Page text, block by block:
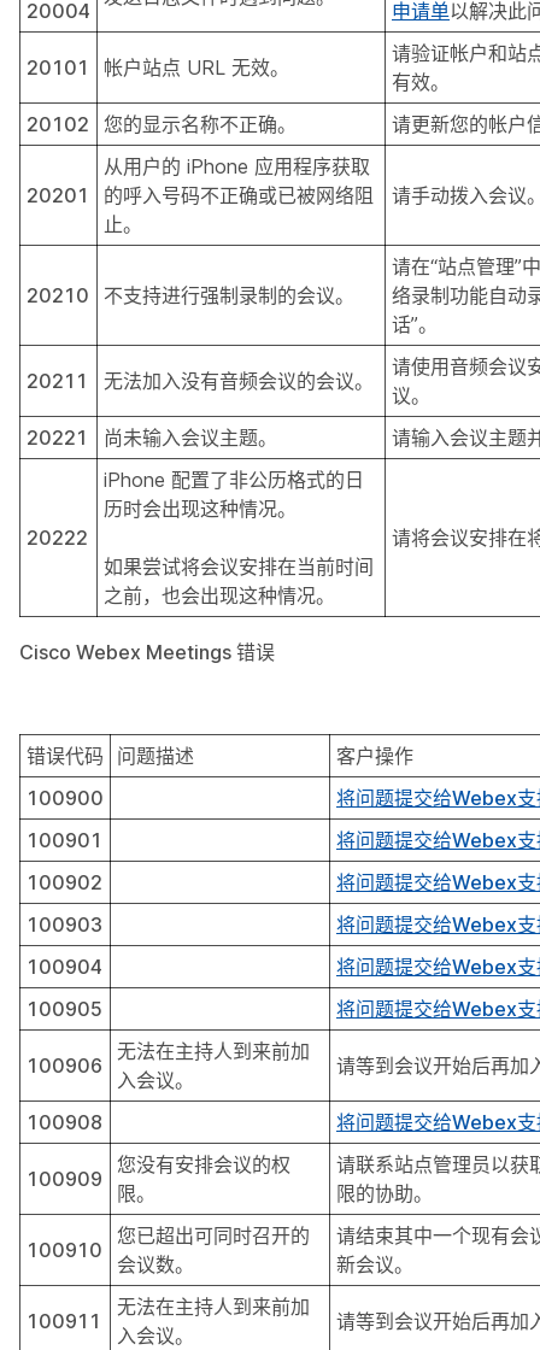
20004 申请单以解决此
20101 帐户站点 URL 无效。
请验证帐户和站
有效。
20102
您的显示名称不正确。 请更新您的帐户
20201
从用户的 iPhone 应用程序获取
的呼入号码不正确或已被网络阻
止。
请手动拨入会议
20210 不支持进行强制录制的会议。
请在“站点管理”
络录制功能自动
话”。
20211 无法加入没有音频会议的会议。
请使用音频会议
议。
20221
尚未输入会议主题。 请输入会议主题
20222
iPhone 配置了非公历格式的日
历时会出现这种情况。
如果尝试将会议安排在当前时间
之前，也会出现这种情况。
请将会议安排在
Cisco Webex Meetings 错误
错误代码 问题描述
客户操作
100900
将问题提交给Webex
100901
将问题提交给Webex
100902
将问题提交给Webex
100903
将问题提交给Webex
100904
将问题提交给Webex
100905
将问题提交给Webex
100906
无法在主持人到来前加
入会议。
请等到会议开始后再加
100908 将问题提交给Webex
100909
您没有安排会议的权
限。
请联系站点管理员以获
限的协助。
100910
您已超出可同时召开的
会议数。
请结束其中一个现有会
新会议。
100911
无法在主持人到来前加
入会议。
请等到会议开始后再加